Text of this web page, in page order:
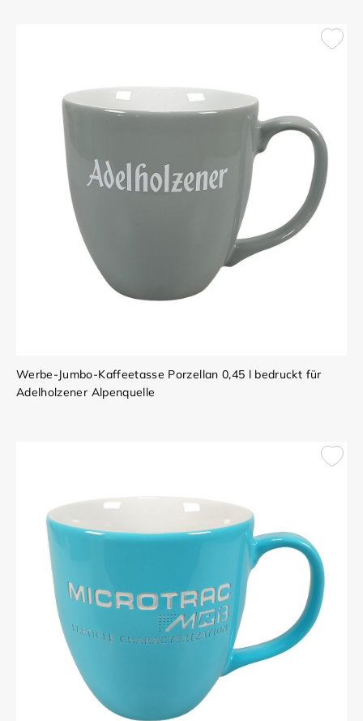
Werbe-Jumbo-Kaffeetasse Porzellan 0,45 l bedruckt für
Adelholzener Alpenquelle